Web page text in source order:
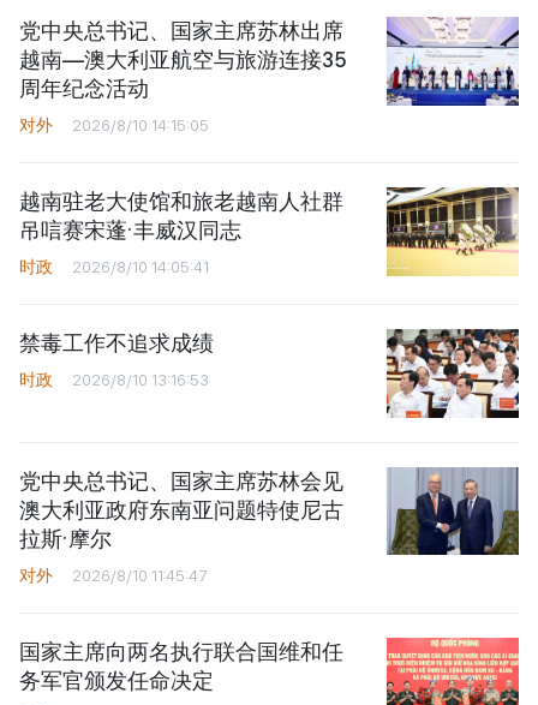
党中央总书记、国家主席苏林出席
越南—澳大利亚航空与旅游连接35
周年纪念活动
对外 2026/8/10 14:15:05
越南驻老大使馆和旅老越南人社群
吊唁赛宋蓬·丰威汉同志
时政 2026/8/10 14:05:41
禁毒工作不追求成绩
时政 2026/8/10 13:16:53
党中央总书记、国家主席苏林会见
澳大利亚政府东南亚问题特使尼古
拉斯·摩尔
对外 2026/8/10 11:45:47
国家主席向两名执行联合国维和任
务军官颁发任命决定